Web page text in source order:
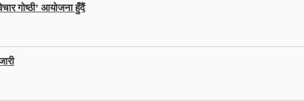
गोष्ठी’ आयोजना हुँदैं